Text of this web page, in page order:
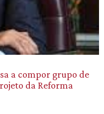
a compor grupo de
da Reforma